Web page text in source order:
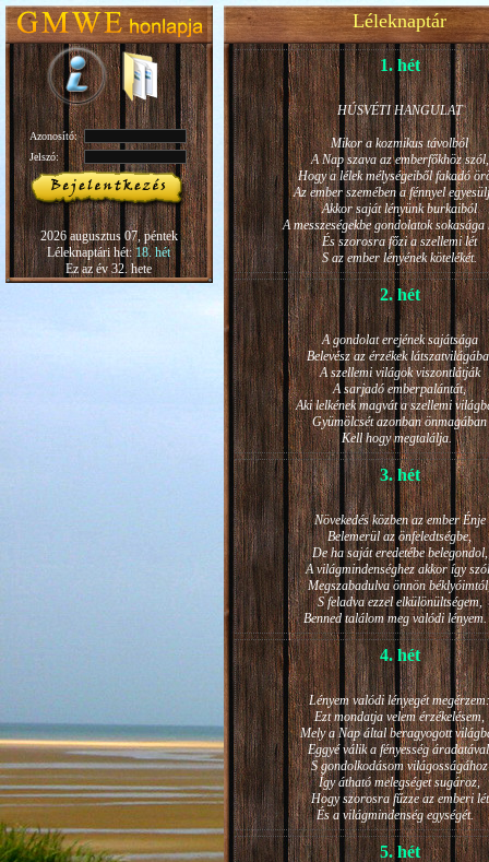
Azonosító:
Jelszó:
2026 augusztus 07, péntek
Léleknaptári hét:18. hét
Ez az év 32. hete
Léleknaptár
1. hét
HÚSVÉTI HANGULAT
Mikor a kozmikus távolból
A Nap szava az emberfőkhöz szól,
Hogy a lélek mélységeiből fakadó
Az ember szemében a fénnyel
Akkor saját lényünk burkaiból
A messzeségekbe gondolatok sokasága
És szorosra főzi a szellemi lét
S az ember lényének kötelékét.
2. hét
A gondolat erejének sajátsága
Belevész az érzékek
A szellemi világok viszontlátják
A sarjadó emberpalántát,
Aki lelkének magvát a szellemi
Gyümölcsét azonban önmagában
Kell hogy megtalálja.
3. hét
Növekedés közben az ember Énje
Belemerül az önfeledtségbe,
De ha saját eredetébe belegondol,
A világmindenséghez akkor így
Megszabadulva önnön
S feladva ezzel elkülönültségem,
Benned találom meg valódi
4. hét
Lényem valódi lényegét megérzem:
Ezt mondatja velem érzékelésem,
Mely a Nap által beragyogott
Eggyé válik a fényesség
S gondolkodásom világosságához
Így átható melegséget sugároz,
Hogy szorosra fűzze az emberi lét
És a világmindenség egységét.
5. hét